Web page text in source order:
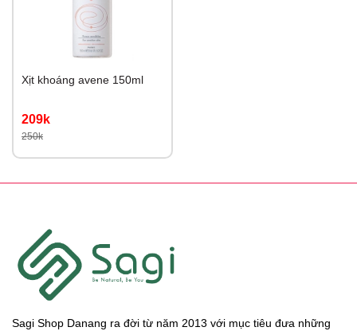
Xịt khoáng avene 150ml
209k
250k
Sagi Shop Danang ra đời từ năm 2013 với mục tiêu đưa những